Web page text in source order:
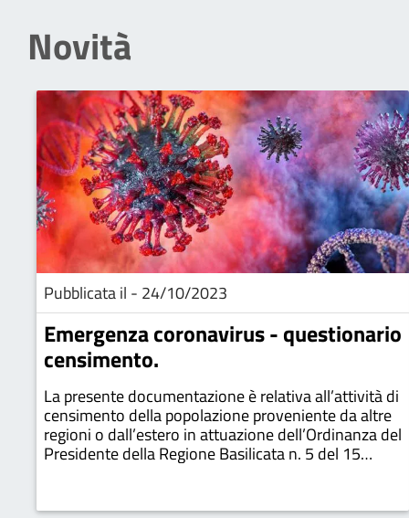
Novità
Pubblicata il - 24/10/2023
Emergenza coronavirus - questionario
censimento.
La presente documentazione è relativa all’attività di
censimento della popolazione proveniente da altre
regioni o dall’estero in attuazione dell’Ordinanza del
Presidente della Regione Basilicata n. 5 del 15